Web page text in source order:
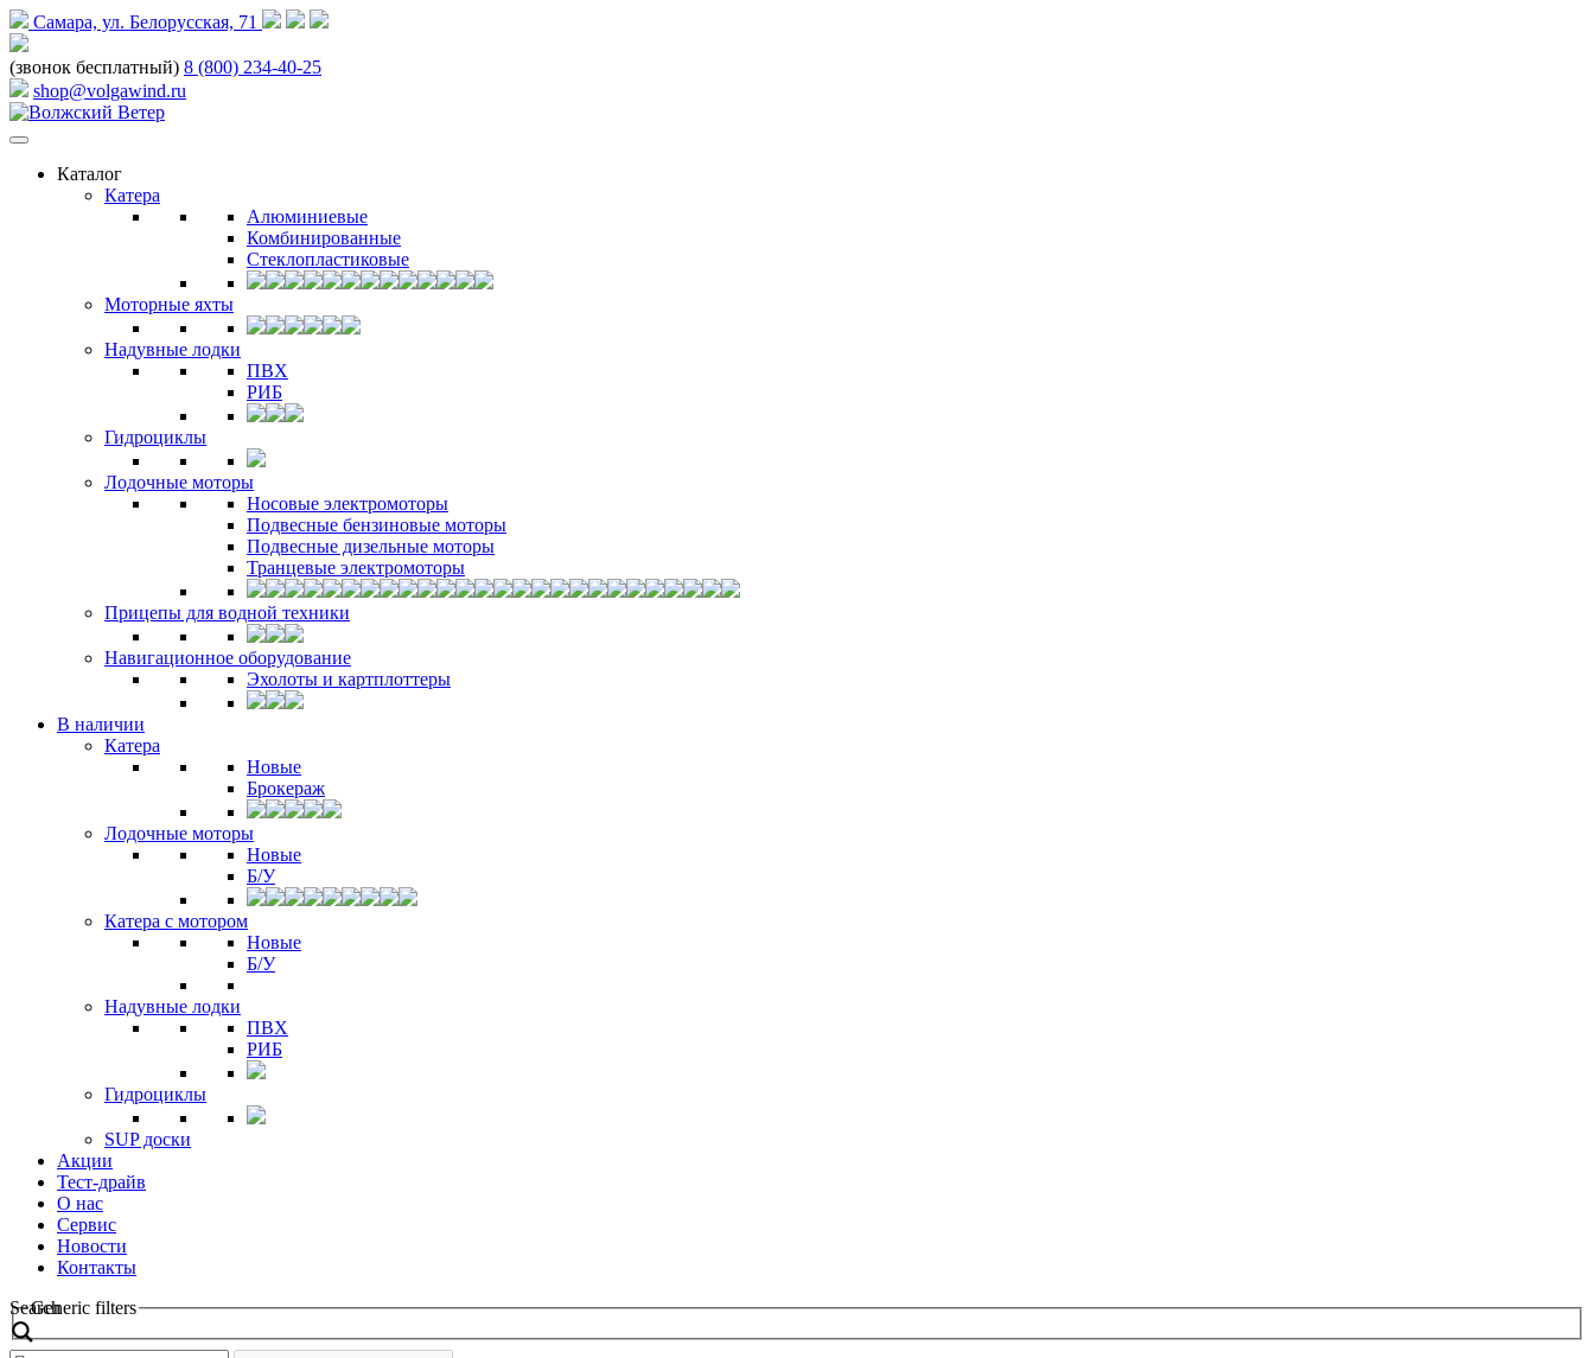
Самара, ул. Белорусская, 71
(звонок бесплатный) 8 (800) 234-40-25
shop@volgawind.ru
Каталог
Катера
Алюминиевые
Комбинированные
Стеклопластиковые
Моторные яхты
Надувные лодки
ПВХ
РИБ
Гидроциклы
Лодочные моторы
Носовые электромоторы
Подвесные бензиновые моторы
Подвесные дизельные моторы
Транцевые электромоторы
Прицепы для водной техники
Навигационное оборудование
Эхолоты и картплоттеры
В наличии
Катера
Новые
Брокераж
Лодочные моторы
Новые
Б/У
Катера с мотором
Новые
Б/У
Надувные лодки
ПВХ
РИБ
Гидроциклы
SUP доски
Акции
Тест-драйв
О нас
Сервис
Новости
Контакты
Search
Generic filters